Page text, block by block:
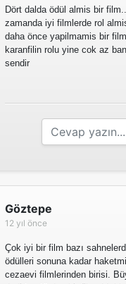
Dört dalda ödül almis bir
zamanda iyi filmlerde rol
daha önce yapilmamis bir
karanfilin rolu yine cok az
sendir
Göztepe
12 yıl önce
Çok iyi bir film bazı
ödülleri sonuna kadar
cezaevi filmlerinden birisi.